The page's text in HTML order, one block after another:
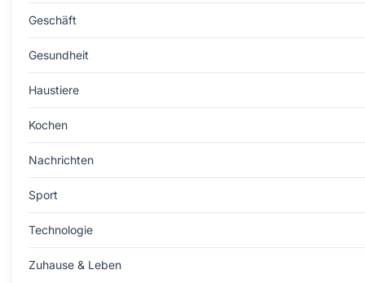
Geschäft
Gesundheit
Haustiere
Kochen
Nachrichten
Sport
Technologie
Zuhause & Leben